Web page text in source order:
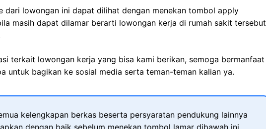
dari lowongan ini dapat dilihat dengan menekan tombol apply
masih dapat dilamar berarti lowongan kerja di rumah sakit tersebut
terkait lowongan kerja yang bisa kami berikan, semoga bermanfaat
untuk bagikan ke sosial media serta teman-teman kalian ya.
kelengkapan berkas beserta persyaratan pendukung lainnya
dengan baik sebelum menekan tombol lamar dibawah ini.